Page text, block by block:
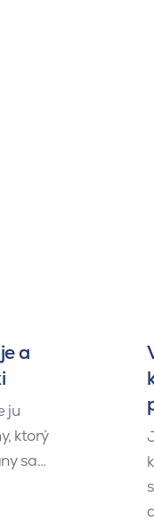
a
ju
ktorý
sa…